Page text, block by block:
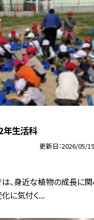
生活科
更新日 2026/05/19
、身近な植物の成長に関
に気付く...